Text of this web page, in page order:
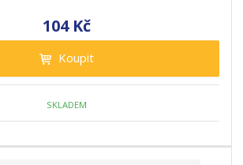
104 Kč
Koupit
SKLADEM